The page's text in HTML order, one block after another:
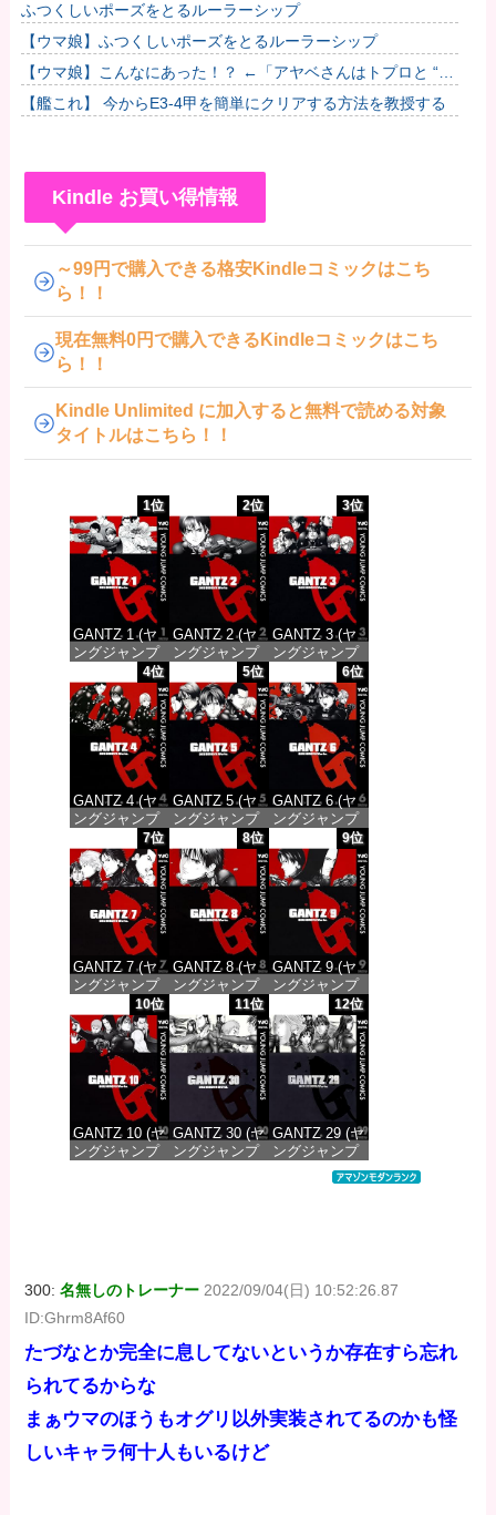
少」と軍高官が警告！
ふつくしいポーズをとるルーラーシップ
【ウマ娘】ふつくしいポーズをとるルーラーシップ
【ウマ娘】こんなにあった！？ ←「アヤベさんはトプロと “1”
差だぞ」
【艦これ】 今からE3-4甲を簡単にクリアする方法を教授する
Kindle お買い得情報
～99円で購入できる格安Kindleコミックはこち
ら！！
現在無料0円で購入できるKindleコミックはこち
ら！！
Kindle Unlimited に加入すると無料で読める対象
タイトルはこちら！！
1位
GANTZ 1 (ヤ
ングジャンプ
コミックス
DIGITAL)
価格：¥100
2位
GANTZ 2 (ヤ
ングジャンプ
コミックス
DIGITAL)
価格：¥100
3位
GANTZ 3 (ヤ
ングジャンプ
コミックス
DIGITAL)
価格：¥100
4位
GANTZ 4 (ヤ
ングジャンプ
コミックス
DIGITAL)
価格：¥100
5位
GANTZ 5 (ヤ
ングジャンプ
コミックス
DIGITAL)
価格：¥100
6位
GANTZ 6 (ヤ
ングジャンプ
コミックス
DIGITAL)
価格：¥100
7位
GANTZ 7 (ヤ
ングジャンプ
コミックス
DIGITAL)
価格：¥100
8位
GANTZ 8 (ヤ
ングジャンプ
コミックス
DIGITAL)
価格：¥100
9位
GANTZ 9 (ヤ
ングジャンプ
コミックス
DIGITAL)
価格：¥100
10位
GANTZ 10 (ヤ
ングジャンプ
11位
GANTZ 30 (ヤ
ングジャンプ
12位
GANTZ 29 (ヤ
ングジャンプ
コミックス
300:名無しのトレーナー 2022/09/04(日) 10:52:26.87
ID:Ghrm8Af60
たづなとか完全に息してないというか存在すら忘れ
られてるからな
まぁウマのほうもオグリ以外実装されてるのかも怪
しいキャラ何十人もいるけど